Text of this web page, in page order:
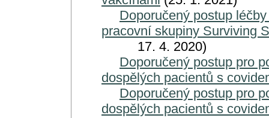
Doporučený postup
pracovní skupiny Surviving
17. 4. 2020)
Doporučený postup pro
dospělých pacientů s
Doporučený postup pro
dospělých pacientů s